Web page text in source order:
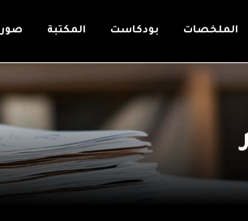
الملخصات بودكاست المكتبة